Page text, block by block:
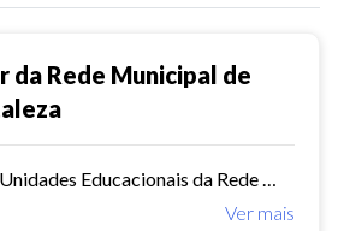
da Rede Municipal de
Ver mais